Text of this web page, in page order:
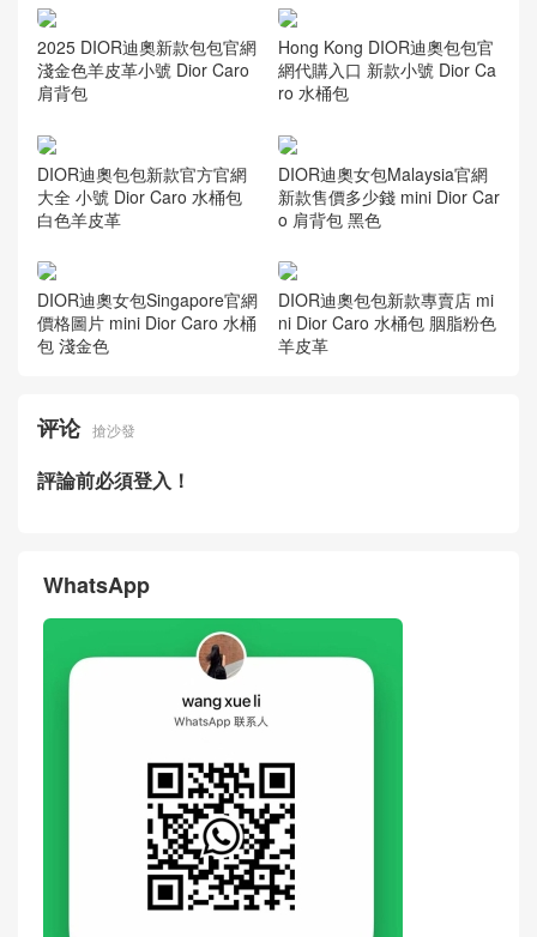
2025 DIOR迪奧新款包包官網
淺金色羊皮革小號 Dior Caro
肩背包
Hong Kong DIOR迪奧包包官
網代購入口 新款小號 Dior Ca
ro 水桶包
DIOR迪奧包包新款官方官網
大全 小號 Dior Caro 水桶包
白色羊皮革
DIOR迪奧女包Malaysia官網
新款售價多少錢 mini Dior Car
o 肩背包 黑色
DIOR迪奧女包Singapore官網
價格圖片 mini Dior Caro 水桶
包 淺金色
DIOR迪奧包包新款專賣店 mi
ni Dior Caro 水桶包 胭脂粉色
羊皮革
评论 搶沙發
評論前必須登入！
WhatsApp